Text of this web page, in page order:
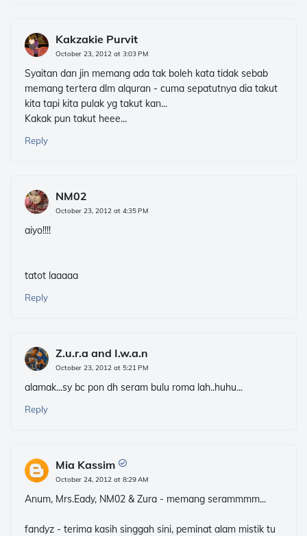
Kakzakie Purvit
October 23, 2012 at 3:03 PM
Syaitan dan jin memang ada tak boleh kata tidak sebab
memang tertera dlm alquran - cuma sepatutnya dia takut
kita tapi kita pulak yg takut kan...
Kakak pun takut heee...
Reply
NM02
October 23, 2012 at 4:35 PM
aiyo!!!!
tatot laaaaa
Reply
Z.u.r.a and I.w.a.n
October 23, 2012 at 5:21 PM
alamak...sy bc pon dh seram bulu roma lah..huhu...
Reply
Mia Kassim
October 24, 2012 at 8:29 AM
Anum, Mrs.Eady, NM02 & Zura - memang serammmm...
fandyz - terima kasih singgah sini, peminat alam mistik tu